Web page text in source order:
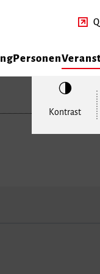
Personen
Kontrast